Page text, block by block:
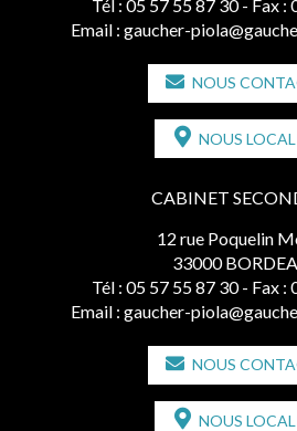
Tél : 05 57 55 87 30 - Fax :
Email : gaucher-
NOUS
NOUS
CABINET
12 rue Poquelin
33000
Tél : 05 57 55 87 30 - Fax :
Email : gaucher-
NOUS
NOUS